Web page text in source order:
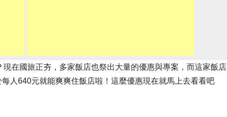
在國旅正夯，多家飯店也祭出大量的優惠與專案，而這家飯店
人640元就能爽爽住飯店啦！這麼優惠現在就馬上去看看吧